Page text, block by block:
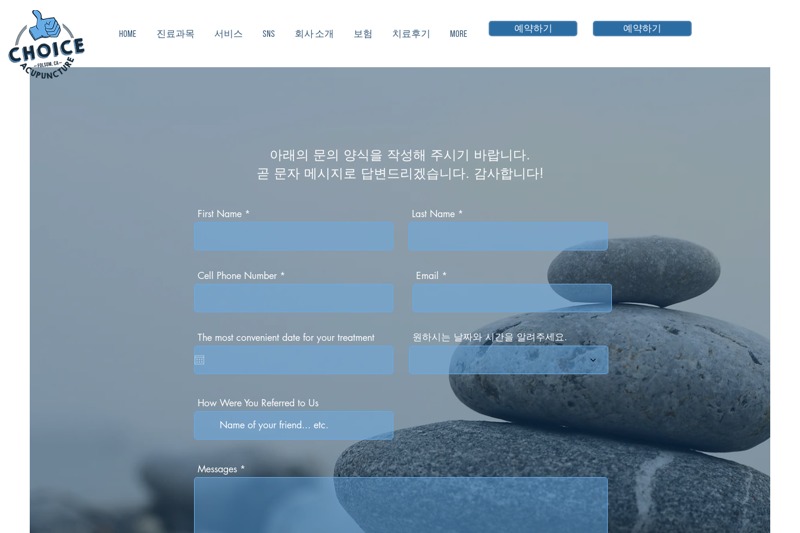
HOME 진료과목 서비스 SNS 회사 소개 보험 치료후기 More
예약하기 예약하기
아래의 문의 양식을 작성해 주시기 바랍니다.
곧 문자 메시지로 답변드리겠습니다. 감사합니다!
First Name Last Name
Cell Phone Number Email
The most convenient date for your treatment ​원하시는 날짜와 시간을 알려주세요.
How Were You Referred to Us
Messages